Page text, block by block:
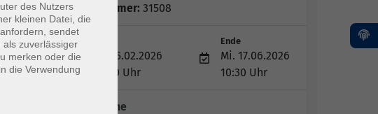
Kursnummer: 31508
Mi. 25.02.2026
09:00 Uhr
Ende
Mi. 17.06.2026
10:30 Uhr
13 Termine
des Nutzers
kleinen Datei, die
sendet
als zuverlässiger
merken oder die
die Verwendung